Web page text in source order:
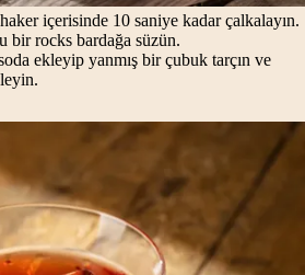
içerisinde 10 saniye kadar çalkalayın.
bir rocks bardağa süzün.
ekleyip yanmış bir çubuk tarçın ve